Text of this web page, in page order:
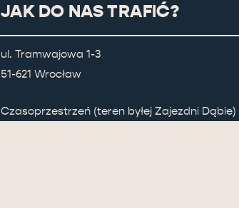
JAK DO NAS TRAFIĆ?
ul. Tramwajowa 1-3
51-621 Wrocław
Czasoprzestrzeń (teren byłej Zajezdni Dąbie)